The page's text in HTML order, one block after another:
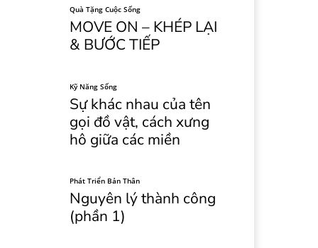
Quà Tặng Cuộc Sống
MOVE ON – KHÉP LẠI
& BƯỚC TIẾP
Kỹ Năng Sống
Sự khác nhau của tên
gọi đồ vật, cách xưng
hô giữa các miền
Phát Triển Bản Thân
Nguyên lý thành công
(phần 1)